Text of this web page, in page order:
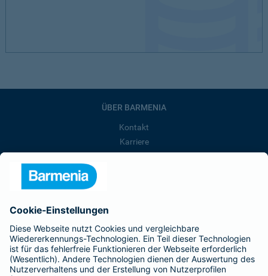
ÜBER BARMENIA
Kontakt
Karriere
Barmenia ist Teil der BarmeniaGothaer
BELIEBTE SEITEN
Kranken-Zusatzversicherung
Tierversicherungen